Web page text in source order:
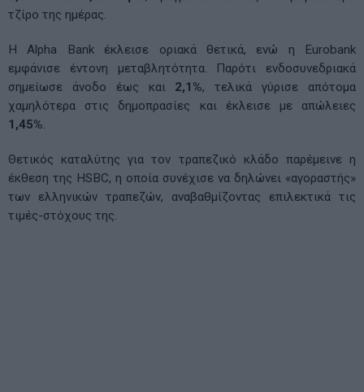
τζίρο της ημέρας.
Η Alpha Bank έκλεισε οριακά θετικά, ενώ η Eurobank
εμφάνισε έντονη μεταβλητότητα. Παρότι ενδοσυνεδριακά
σημείωσε άνοδο έως και 2,1%, τελικά γύρισε απότομα
χαμηλότερα στις δημοπρασίες και έκλεισε με απώλειες
1,45%.
Θετικός καταλύτης για τον τραπεζικό κλάδο παρέμεινε η
έκθεση της HSBC, η οποία συνέχισε να δηλώνει «αγοραστής»
των ελληνικών τραπεζών, αναβαθμίζοντας επιλεκτικά τις
τιμές-στόχους της.